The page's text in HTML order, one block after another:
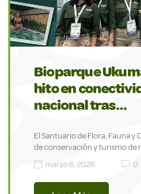
Bioparque
hito en
nacional tras…
El Santuario de Flora, Fauna
de conservación y turismo de
marzo 6, 2026
0